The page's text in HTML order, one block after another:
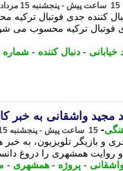
15 ساعت پیش - پنجشنبه 15 مرداد 1405، 10:18
کننده جدی فوتبال
فوتبال ترکیه محسوب می
خیابانی - دنبال کننده - شماره
واشقانی به خبر کارگردانی
- 15 ساعت پیش - پنجشنبه 15 مرداد 1405، 10:17
روایت همشهری را دروغ
- پروژه - همشهری -